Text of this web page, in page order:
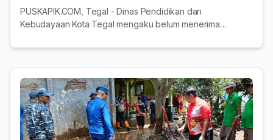
PUSKAPIK.COM, Tegal - Dinas Pendidikan dan
Kebudayaan Kota Tegal mengaku belum menerima
(juknis) dari Kemendikdasmen terkait putusan Mahkamah